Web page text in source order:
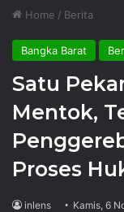
Home / Berita
Bangka Barat
Satu
Mentok,
Proses
inlens Kamis, 6